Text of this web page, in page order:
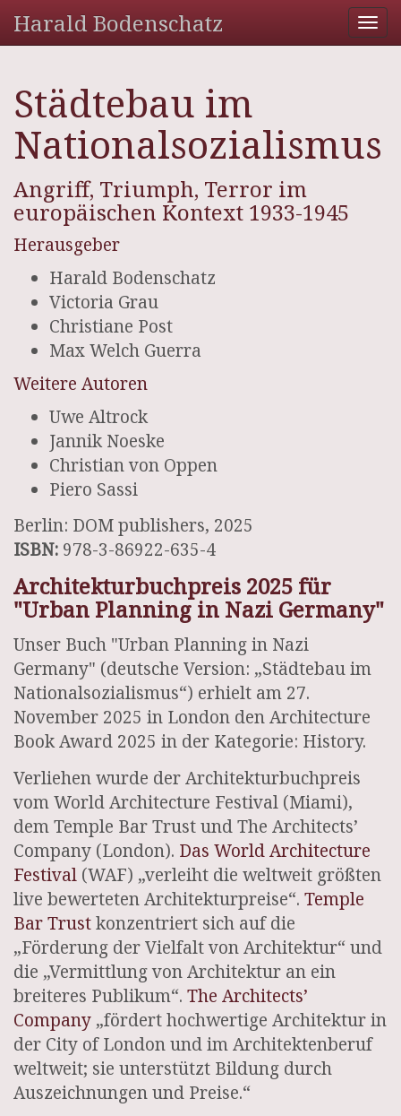
Harald Bodenschatz
Städtebau im
Nationalsozialismus
Angriff, Triumph, Terror im
europäischen Kontext 1933-1945
Herausgeber
Harald Bodenschatz
Victoria Grau
Christiane Post
Max Welch Guerra
Weitere Autoren
Uwe Altrock
Jannik Noeske
Christian von Oppen
Piero Sassi
Berlin: DOM publishers, 2025
ISBN: 978-3-86922-635-4
Architekturbuchpreis 2025 für
"Urban Planning in Nazi Germany"
Unser Buch "Urban Planning in Nazi
Germany" (deutsche Version: „Städtebau im
Nationalsozialismus“) erhielt am 27.
November 2025 in London den Architecture
Book Award 2025 in der Kategorie: History.
Verliehen wurde der Architekturbuchpreis
vom World Architecture Festival (Miami),
dem Temple Bar Trust und The Architects’
Company (London). Das World Architecture
Festival (WAF) „verleiht die weltweit größten
live bewerteten Architekturpreise“. Temple
Bar Trustkonzentriert sich auf die
„Förderung der Vielfalt von Architektur“ und
die „Vermittlung von Architektur an ein
breiteres Publikum“. The Architects’
Company „fördert hochwertige Architektur in
der City of London und im Architektenberuf
weltweit; sie unterstützt Bildung durch
Auszeichnungen und Preise.“